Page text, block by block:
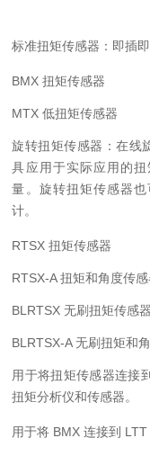
标准扭矩传感器： 即插
BMX 扭矩传感器
MTX 低扭矩传感器
旋转扭矩传感器：在线
具应用于实际应用的
量。旋转扭矩传感器
计。
RTSX 扭矩传感器
RTSX-A 扭矩和角度传感
BLRTSX 无刷扭矩传感器
BLRTSX-A 无刷扭矩和
用于将扭矩传感器连接
扭矩分析仪和传感器。
用于将 BMX 连接到